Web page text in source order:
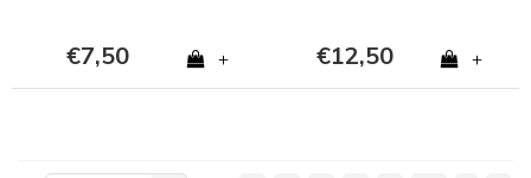
€7,50 + €12,50 +